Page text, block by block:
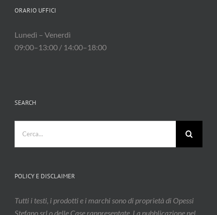
ORARIO UFFICI
Lunedì – Venerdì
09:00–13:00 / 14:00–18:00
SEARCH
per:
POLICY E DISCLAIMER
Tutti i testi, i prodotti e i marchi sono di proprietà di Opessi
Stefano srl o delle Case rappresentate. La pubblicazione nel